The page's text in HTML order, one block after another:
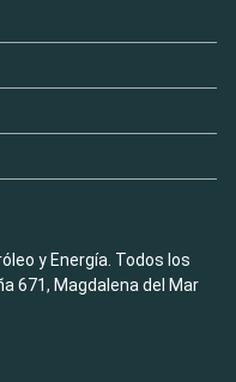
y Energía. Todos los
671, Magdalena del Mar